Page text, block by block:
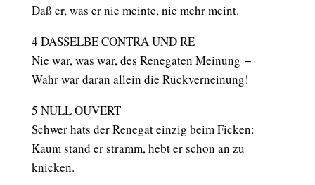
Daß er, was er nie meinte, nie mehr meint.
4 DASSELBE CONTRA UND RE
Nie war, was war, des Renegaten Meinung −
Wahr war daran allein die Rückverneinung!
5 NULL OUVERT
Schwer hats der Renegat einzig beim Ficken:
Kaum stand er stramm, hebt er schon an zu
knicken.